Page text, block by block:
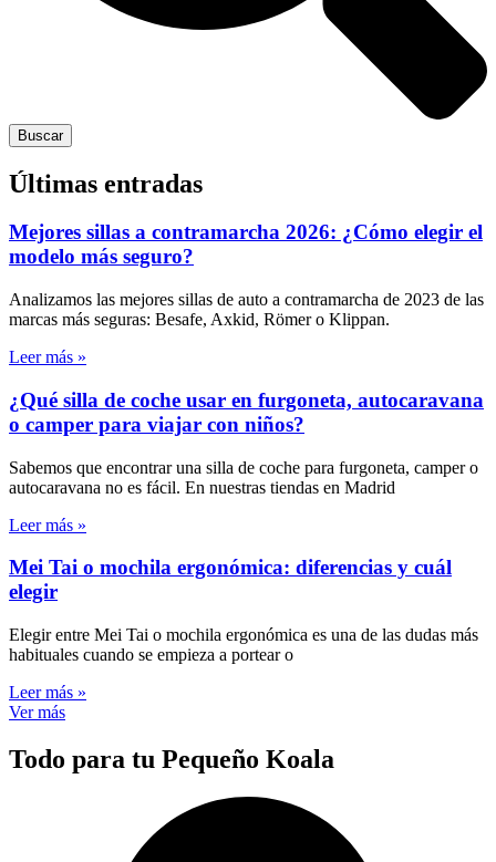
Buscar
Últimas entradas
Mejores sillas a contramarcha 2026: ¿Cómo elegir el
modelo más seguro?
Analizamos las mejores sillas de auto a contramarcha de 2023 de las
marcas más seguras: Besafe, Axkid, Römer o Klippan.
Leer más »
¿Qué silla de coche usar en furgoneta, autocaravana
o camper para viajar con niños?
Sabemos que encontrar una silla de coche para furgoneta, camper o
autocaravana no es fácil. En nuestras tiendas en Madrid
Leer más »
Mei Tai o mochila ergonómica: diferencias y cuál
elegir
Elegir entre Mei Tai o mochila ergonómica es una de las dudas más
habituales cuando se empieza a portear o
Leer más »
Ver más
Todo para tu Pequeño Koala